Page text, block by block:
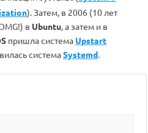
). Затем, в 2006 (10 лет
в Ubuntu, а затем и в
пришла система Upstart
системаSystemd.